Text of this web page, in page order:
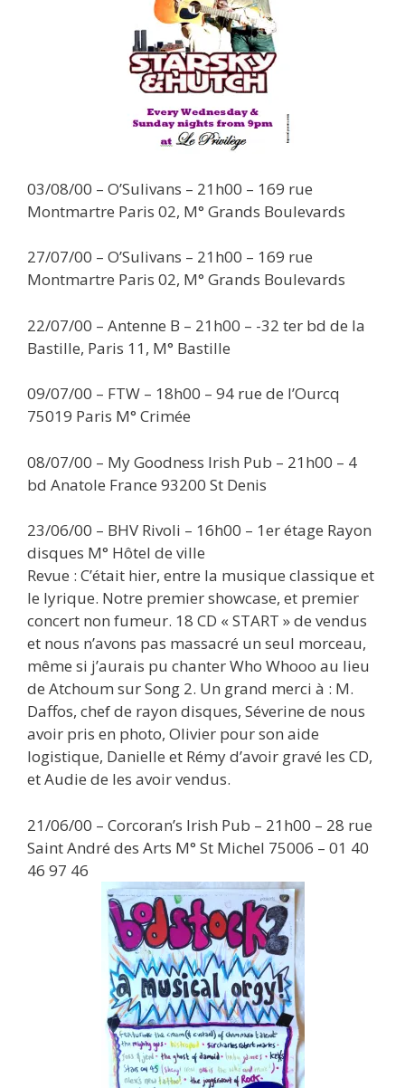
03/08/00 – O’Sulivans – 21h00 – 169 rue
Montmartre Paris 02, M° Grands Boulevards
27/07/00 – O’Sulivans – 21h00 – 169 rue
Montmartre Paris 02, M° Grands Boulevards
22/07/00 – Antenne B – 21h00 – -32 ter bd de la
Bastille, Paris 11, M° Bastille
09/07/00 – FTW – 18h00 – 94 rue de l’Ourcq
75019 Paris M° Crimée
08/07/00 – My Goodness Irish Pub – 21h00 – 4
bd Anatole France 93200 St Denis
23/06/00 – BHV Rivoli – 16h00 – 1er étage Rayon
disques M° Hôtel de ville
Revue : C’était hier, entre la musique classique et
le lyrique. Notre premier showcase, et premier
concert non fumeur. 18 CD « START » de vendus
et nous n’avons pas massacré un seul morceau,
même si j’aurais pu chanter Who Whooo au lieu
de Atchoum sur Song 2. Un grand merci à : M.
Daffos, chef de rayon disques, Séverine de nous
avoir pris en photo, Olivier pour son aide
logistique, Danielle et Rémy d’avoir gravé les CD,
et Audie de les avoir vendus.
21/06/00 – Corcoran’s Irish Pub – 21h00 – 28 rue
Saint André des Arts M° St Michel 75006 – 01 40
46 97 46